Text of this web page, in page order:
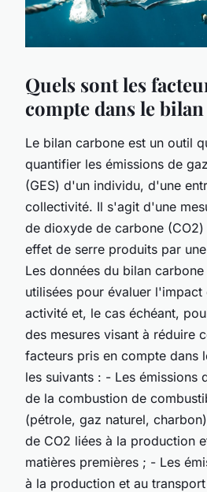
Quels sont les
compte dans le
Le bilan carbone est un outil
quantifier les émissions de
(GES) d'un individu, d'une
collectivité. Il s'agit d'une
de dioxyde de carbone
effet de serre produits par
Les données du bilan
utilisées pour évaluer
activité et, le cas échéant,
des mesures visant à réduire
facteurs pris en compte dans
les suivants : - Les émissions
de la combustion de
(pétrole, gaz naturel,
de CO2 liées à la production
matières premières ; - Les
à la production et au